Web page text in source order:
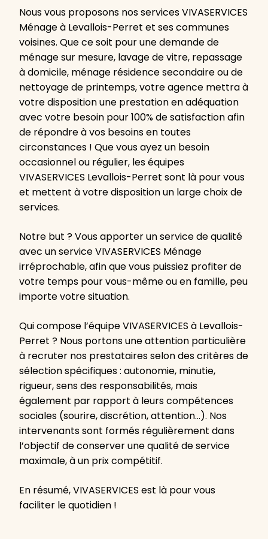
Nous vous proposons nos services VIVASERVICES
Ménage à Levallois-Perret et ses communes
voisines. Que ce soit pour une demande de
ménage sur mesure, lavage de vitre, repassage
à domicile, ménage résidence secondaire ou de
nettoyage de printemps, votre agence mettra à
votre disposition une prestation en adéquation
avec votre besoin pour 100% de satisfaction afin
de répondre à vos besoins en toutes
circonstances ! Que vous ayez un besoin
occasionnel ou régulier, les équipes
VIVASERVICES Levallois-Perret sont là pour vous
et mettent à votre disposition un large choix de
services.
Notre but ? Vous apporter un service de qualité
avec un service VIVASERVICES Ménage
irréprochable, afin que vous puissiez profiter de
votre temps pour vous-même ou en famille, peu
importe votre situation.
Qui compose l’équipe VIVASERVICES à Levallois-
Perret ? Nous portons une attention particulière
à recruter nos prestataires selon des critères de
sélection spécifiques : autonomie, minutie,
rigueur, sens des responsabilités, mais
également par rapport à leurs compétences
sociales (sourire, discrétion, attention…). Nos
intervenants sont formés régulièrement dans
l’objectif de conserver une qualité de service
maximale, à un prix compétitif.
En résumé, VIVASERVICES est là pour vous
faciliter le quotidien !